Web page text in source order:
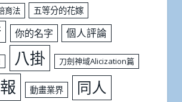
育法 五等分的花嫁
你的名字 個人評論
八掛 刀劍神域Alicization篇
動畫業界 同人